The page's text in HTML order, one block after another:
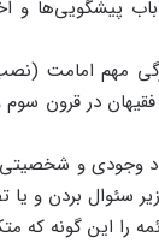
مهم امامت
در قرون سوم
وجودی و
سئوال بردن و
را این گونه که